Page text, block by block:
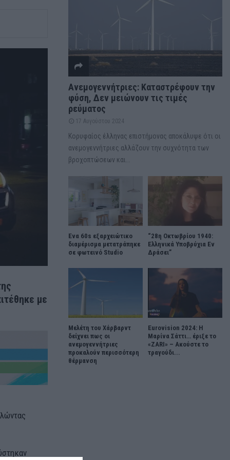
με
Ανεμογεννήτριες: Καταστρέφουν την
φύση, Δεν μειώνουν τις τιμές
ρεύματος
17 Αυγούστου 2024
Κορυφαίος έλληνας επιστήμονας αποκάλυψε ότι οι
ανεμογεννήτριες αλλάζουν την συχνότητα των
βροχοπτώσεων και...
Ένα 60s εξαρχειώτικο
διαμέρισμα μετατράπηκε
σε φωτεινό Studio
“28η Οκτωβρίου 1940:
Ελληνικά Υποβρύχια Εν
Δράσει”
Μελέτη του Χάρβαρντ
δείχνει πως οι
ανεμογεννήτριες
προκαλούν περισσότερη
θέρμανση
Eurovision 2024: Η
Μαρίνα Σάττι… έριξε το
«ZARI» – Ακούστε το
τραγούδι...